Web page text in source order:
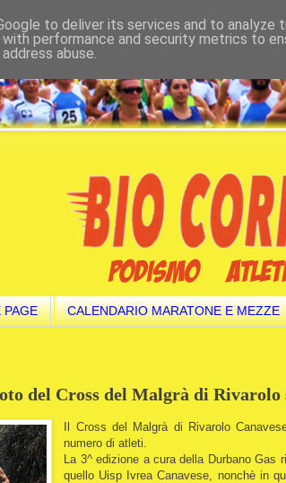
PAGE CALENDARIO MARATONE E MEZZE
del Cross del Malgrà di Rivarolo
Il Cross del Malgrà di Rivarolo
numero di atleti.
La 3^ edizione a cura della Durbano Gas
quello Uisp Ivrea Canavese, nonchè in
to deliver its services and to analyze
with performance and security metrics to
abuse.